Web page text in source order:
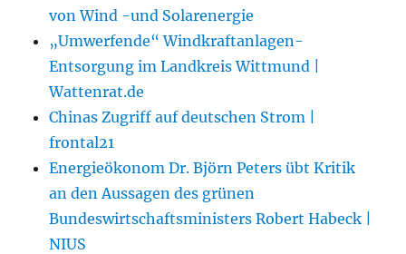
von Wind -und Solarenergie
„Umwerfende“ Windkraftanlagen-
Entsorgung im Landkreis Wittmund |
Wattenrat.de
Chinas Zugriff auf deutschen Strom |
frontal21
Energieökonom Dr. Björn Peters übt Kritik
an den Aussagen des grünen
Bundeswirtschaftsministers Robert Habeck |
NIUS